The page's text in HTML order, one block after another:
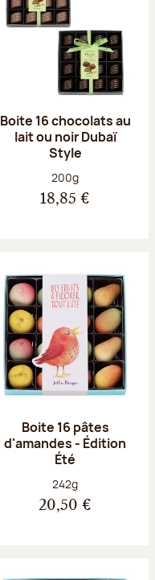
Boite 16 chocolats au
lait ou noir Dubaï
Style
Poids net :
200g
18,85 €
Boite 16 pâtes
d'amandes - Édition
Été
Poids net :
242g
20,50 €